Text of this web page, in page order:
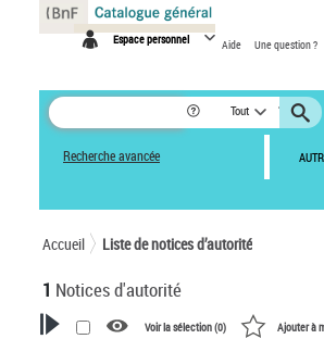
Espace personnel Aide Une question ?
Tout
Recherche avancée
Accueil Liste de notices d’autorité
1 Notices d'autorité
Voir la sélection (0) Ajouter à
Panneau de gestion des cookies